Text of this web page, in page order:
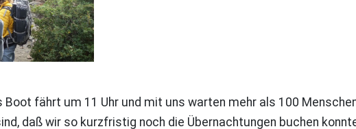
fährt um 11 Uhr und mit uns warten mehr als 100
daß wir so kurzfristig noch die Übernachtungen buchen